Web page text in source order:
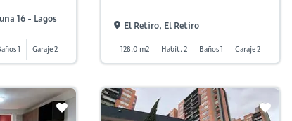
16 - Lagos
1 Garaje 2
El Retiro, El Retiro
128.0 m2 Habit. 2 Baños 1 Garaje 2